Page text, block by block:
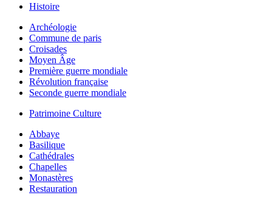
Histoire
Archéologie
Commune de paris
Croisades
Moyen Âge
Première guerre mondiale
Révolution française
Seconde guerre mondiale
Patrimoine Culture
Abbaye
Basilique
Cathédrales
Chapelles
Monastères
Restauration